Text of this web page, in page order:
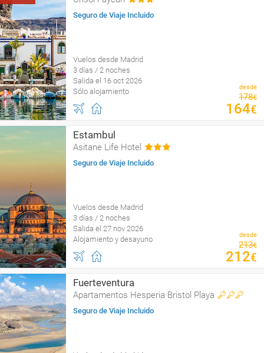
Seguro de Viaje Incluido
Vuelos desde Madrid
3 días / 2 noches
Salida el 16 oct 2026
Sólo alojamiento
desde
178€
164€
Estambul
Asitane Life Hotel
Seguro de Viaje Incluido
Vuelos desde Madrid
3 días / 2 noches
Salida el 27 nov 2026
Alojamiento y desayuno
desde
213€
212€
Fuerteventura
Apartamentos Hesperia Bristol Playa
Seguro de Viaje Incluido